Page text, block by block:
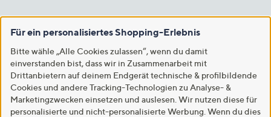
Für ein personalisiertes Shopping-Erlebnis
Bitte wähle „Alle Cookies zulassen“, wenn du damit
einverstanden bist, dass wir in Zusammenarbeit mit
Drittanbietern auf deinem Endgerät technische & profilbildende
Cookies und andere Tracking-Technologien zu Analyse- &
Marketingzwecken einsetzen und auslesen. Wir nutzen diese für
personalisierte und nicht-personalisierte Werbung. Wenn du dies